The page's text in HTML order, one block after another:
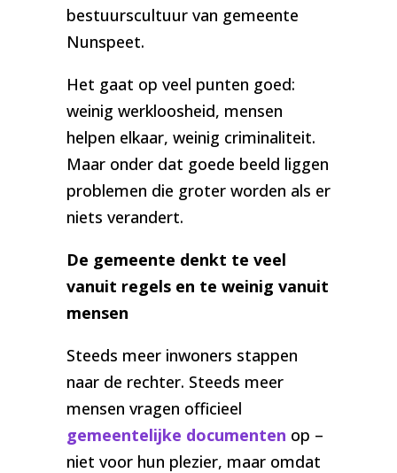
bestuurscultuur van gemeente
Nunspeet.
Het gaat op veel punten goed:
weinig werkloosheid, mensen
helpen elkaar, weinig criminaliteit.
Maar onder dat goede beeld liggen
problemen die groter worden als er
niets verandert.
De gemeente denkt te veel
vanuit regels en te weinig vanuit
mensen
Steeds meer inwoners stappen
naar de rechter. Steeds meer
mensen vragen officieel
gemeentelijke documenten op –
niet voor hun plezier, maar omdat